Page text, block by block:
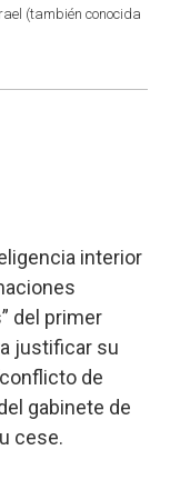
(también conocida
interior
del primer
justificar su
de
gabinete de
cese.